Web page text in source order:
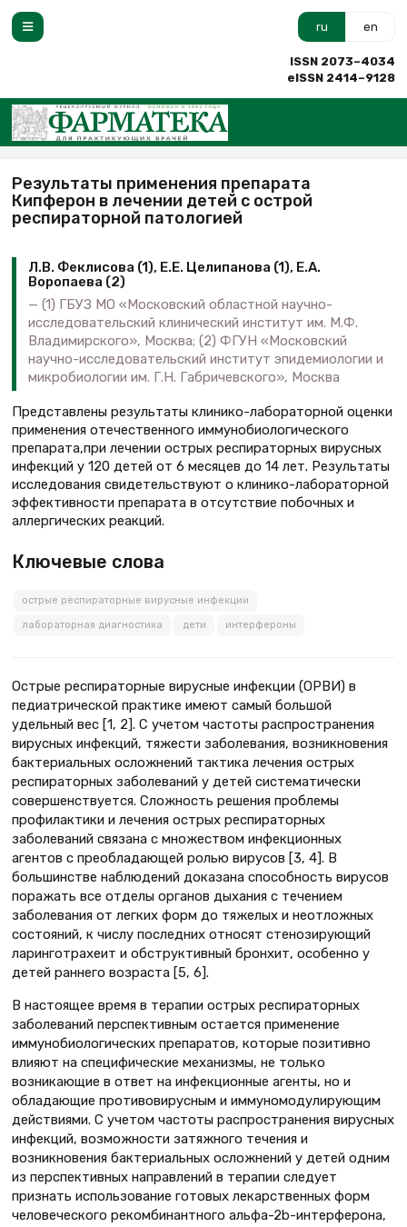
ru en
ISSN 2073–4034
eISSN 2414–9128
Результаты применения препарата
Кипферон в лечении детей с острой
респираторной патологией
Л.В. Феклисова (1), Е.Е. Целипанова (1), Е.А.
Воропаева (2)
(1) ГБУЗ МО «Московский областной научно-
исследовательский клинический институт им. М.Ф.
Владимирского», Москва; (2) ФГУН «Московский
научно-исследовательский институт эпидемиологии и
микробиологии им. Г.Н. Габричевского», Москва
Представлены результаты клинико-лабораторной оценки
применения отечественного иммунобиологического
препарата,при лечении острых респираторных вирусных
инфекций у 120 детей от 6 месяцев до 14 лет. Результаты
исследования свидетельствуют о клинико-лабораторной
эффективности препарата в отсутствие побочных и
аллергических реакций.
Ключевые слова
острые респираторные вирусные инфекции
лабораторная диагностика дети интерфероны
Острые респираторные вирусные инфекции (ОРВИ) в
педиатрической практике имеют самый большой
удельный вес [1, 2]. С учетом частоты распространения
вирусных инфекций, тяжести заболевания, возникновения
бактериальных осложнений тактика лечения острых
респираторных заболеваний у детей систематически
совершенствуется. Сложность решения проблемы
профилактики и лечения острых респираторных
заболеваний связана с множеством инфекционных
агентов с преобладающей ролью вирусов [3, 4]. В
большинстве наблюдений доказана способность вирусов
поражать все отделы органов дыхания с течением
заболевания от легких форм до тяжелых и неотложных
состояний, к числу последних относят стенозирующий
ларинготрахеит и обструктивный бронхит, особенно у
детей раннего возраста [5, 6].
В настоящее время в терапии острых респираторных
заболеваний перспективным остается применение
иммунобиологических препаратов, которые позитивно
влияют на специфические механизмы, не только
возникающие в ответ на инфекционные агенты, но и
обладающие противовирусным и иммуномодулирующим
действиями. С учетом частоты распространения вирусных
инфекций, возможности затяжного течения и
возникновения бактериальных осложнений у детей одним
из перспективных направлений в терапии следует
признать использование готовых лекарственных форм
человеческого рекомбинантного альфа-2b-интерферона,